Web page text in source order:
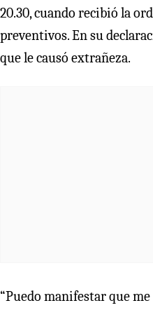
20.30, cuando recibió la
preventivos. En su
que le causó extrañeza.
“Puedo manifestar que